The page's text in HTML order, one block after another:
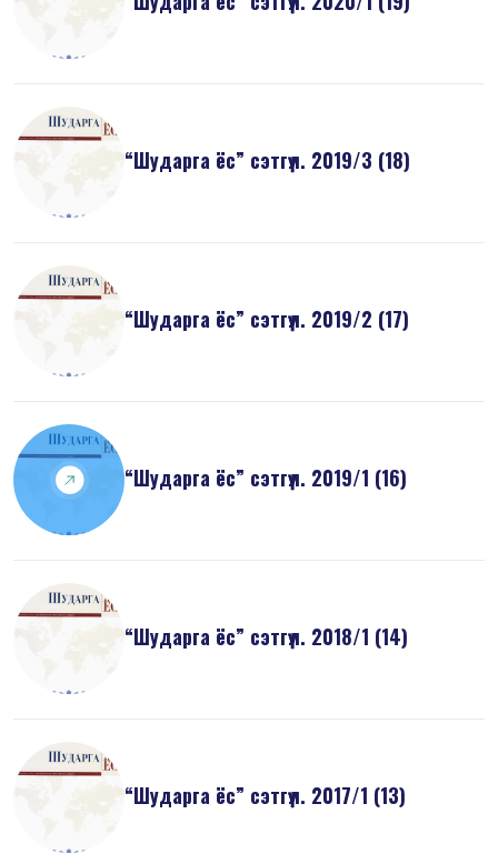
“Шударга ёс” сэтгүүл. 2019/3 (18)
“Шударга ёс” сэтгүүл. 2019/2 (17)
“Шударга ёс” сэтгүүл. 2019/1 (16)
“Шударга ёс” сэтгүүл. 2018/1 (14)
“Шударга ёс” сэтгүүл. 2017/1 (13)